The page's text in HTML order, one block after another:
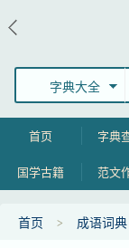
字典大全
首页 字典
国学古籍 范文
首页 成语词典